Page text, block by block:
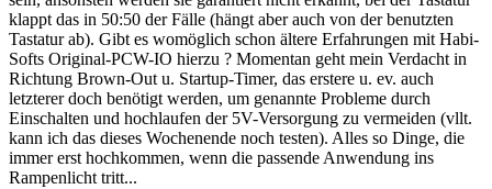
klappt das in 50:50 der Fälle (hängt aber auch von der benutzten
Tastatur ab). Gibt es womöglich schon ältere Erfahrungen mit Habi-
Softs Original-PCW-IO hierzu ? Momentan geht mein Verdacht in
Richtung Brown-Out u. Startup-Timer, das erstere u. ev. auch
letzterer doch benötigt werden, um genannte Probleme durch
Einschalten und hochlaufen der 5V-Versorgung zu vermeiden (vllt.
kann ich das dieses Wochenende noch testen). Alles so Dinge, die
immer erst hochkommen, wenn die passende Anwendung ins
Rampenlicht tritt...